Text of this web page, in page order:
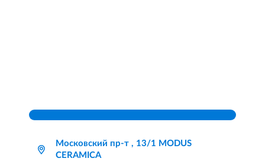
Московский пр-т , 13/1 MODUS
CERAMICA